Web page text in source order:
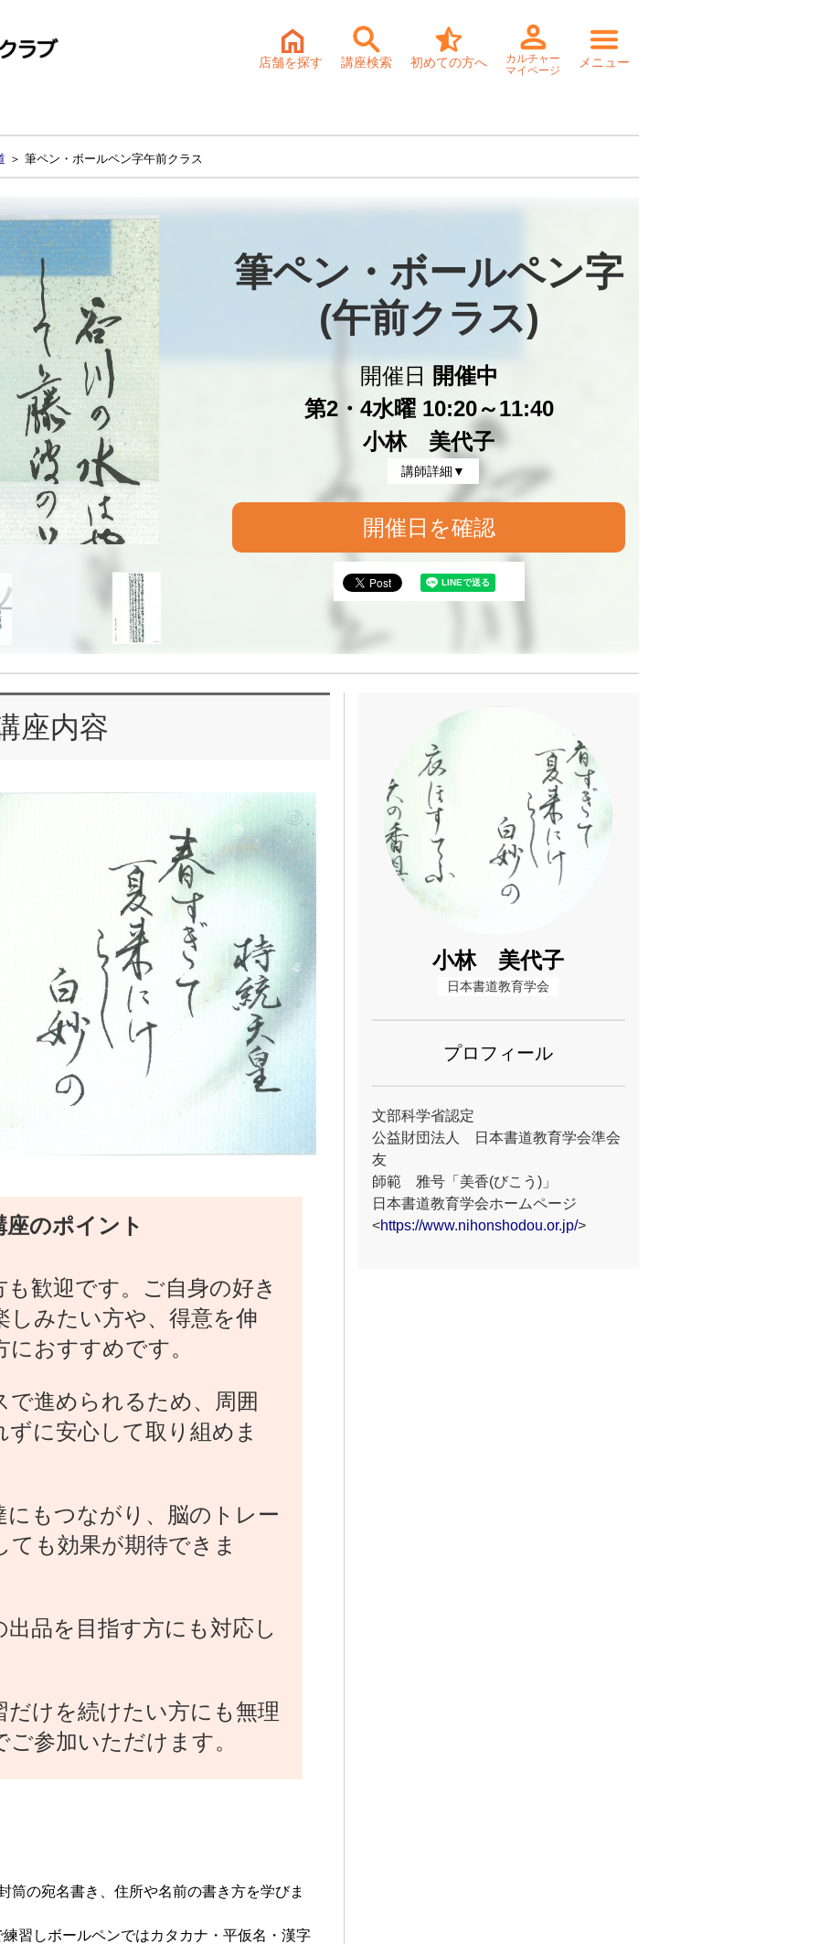
店舗を探す 講座検索 初めての方へ
カルチャー
マイページ
メニュー
＞ 筆ペン・ボールペン字午前クラス
筆ペン・ボールペン字
(午前クラス)
開催日
開催中
第2・4水曜 10:20～11:40
小林 美代子
講師詳細▼
開催日を確認
座内容
のポイント
も歓迎です。ご自身の好き
しみたい方や、得意を伸
おすすめです。
で進められるため、周囲
ずに安心して取り組めま
にもつながり、脳のトレー
ても効果が期待できま
出品を目指す方にも対応し
だけを続けたい方にも無理
参加いただけます。
の宛名書き、住所や名前の書き方を学びま
習しボールペンではカタカナ・平仮名・漢字
小林 美代子
日本書道教育学会
プロフィール
文部科学省認定
公益財団法人 日本書道教育学会準会
友
師範 雅号「美香(びこう)」
日本書道教育学会ホームページ
<https://www.nihonshodou.or.jp/>